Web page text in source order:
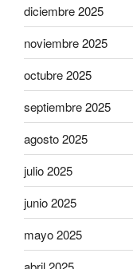
diciembre 2025
noviembre 2025
octubre 2025
septiembre 2025
agosto 2025
julio 2025
junio 2025
mayo 2025